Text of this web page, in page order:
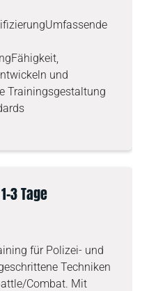
und
Trainingsgestaltung
3 Tage
für Polizei- und
Techniken
Combat. Mit